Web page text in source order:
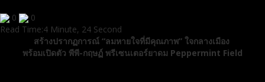
0
0
Read Time:4 Minute, 24 Second
สร้างปรากฏการณ์ “ลมหายใจที่มีคุณภาพ” ใจกลางเมือง
พร้อมเปิดตัว พีพี-กฤษฏ์ พรีเซนเตอร์ยาดม Peppermint Field